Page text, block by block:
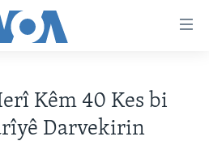
Kêm 40 Kes bi
Darvekirin